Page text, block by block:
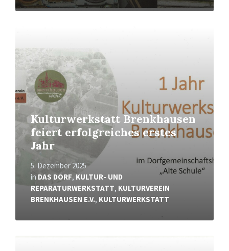
Kulturwerkstatt Brenkhausen
feiert erfolgreiches erstes
Jahr
5. Dezember 2025
in DAS DORF, KULTUR- UND
REPARATURWERKSTATT, KULTURVEREIN
BRENKHAUSEN E.V., KULTURWERKSTATT